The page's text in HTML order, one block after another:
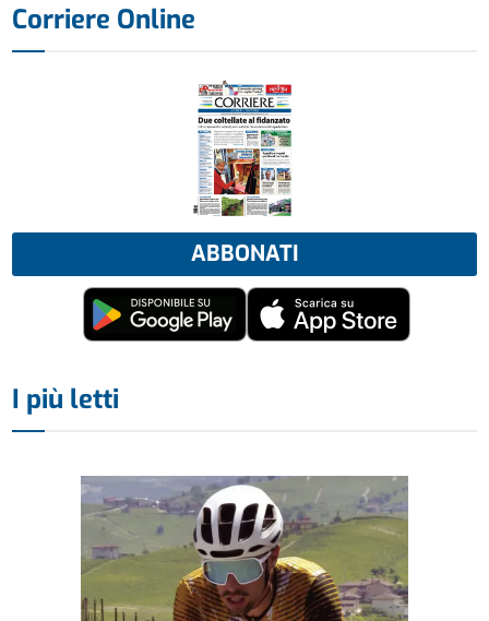
Corriere Online
ABBONATI
I più letti